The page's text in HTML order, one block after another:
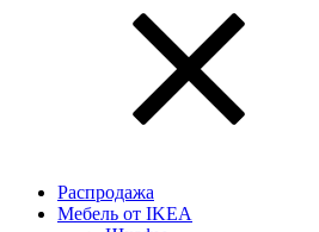
Распродажа
Мебель от IKEA